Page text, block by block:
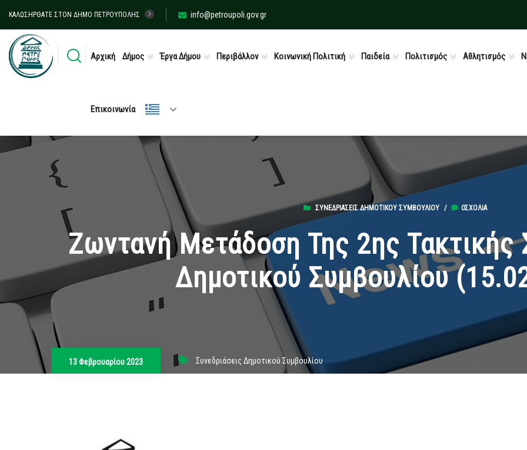
ΚΑΛΩΣΉΡΘΑΤΕ ΣΤΟΝ ΔΉΜΟ ΠΕΤΡΟΎΠΟΛΗΣ info@petroupoli.gov.gr
Αρχική Δήμος Έργα Δήμου Περιβάλλον Κοινωνική Πολιτική Παιδεία Πολιτισμός Αθλητισμός
Επικοινωνία
ΣΥΝΕΔΡΙΆΣΕΙΣ ΔΗΜΟΤΙΚΟΎ ΣΥΜΒΟΥΛΊΟΥ / 0ΣΧΌΛΙΑ
Ζωντανή Μετάδοση Της 2ης Τακτικής
Δημοτικού Συμβουλίου
13 Φεβρουαρίου 2023 Συνεδριάσεις Δημοτικού Συμβουλίου